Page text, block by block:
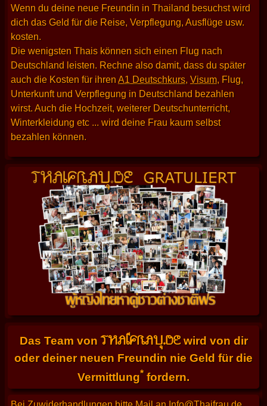
Wenn du deine neue Freundin in Thailand besuchst wird
dich das Geld für die Reise, Verpflegung, Ausflüge usw.
kosten.
Die wenigsten Thais können sich einen Flug nach
Deutschland leisten. Rechne also damit, dass du später
auch die Kosten für ihrenA1 Deutschkurs, Visum, Flug,
Unterkunft und Verpflegung in Deutschland bezahlen
wirst. Auch die Hochzeit, weiterer Deutschunterricht,
Winterkleidung etc ... wird deine Frau kaum selbst
bezahlen können.
Das Team vonTHAIFRAU.DEwird von dir
oder deiner neuen Freundin nie Geld für die
Vermittlung* fordern.